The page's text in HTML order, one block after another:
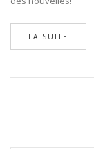
LA SUITE